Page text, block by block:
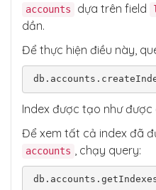
accounts dựa trên field
dần.
Để thực hiện điều này,
Index được tạo như
Để xem tất cả index đã
accounts , chạy query: